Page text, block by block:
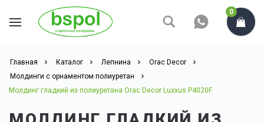
0
Главная Каталог Лепнина
Orac Decor
Молдинги с орнаментом полиуретан
Молдинг гладкий из полиуретана Orac Decor Luxxus P4020F